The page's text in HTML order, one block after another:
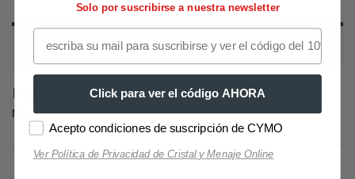
LUGARES MÁGICOS
LUGARES MÁGICOS
Não existe nenhum produto nesta categoria.
Solo por suscribirse a nuestra newsletter
Click para ver el código AHORA
Acepto condiciones de suscripción de CYMO
Ver Política de Privacidad de Cristal y Menaje Online